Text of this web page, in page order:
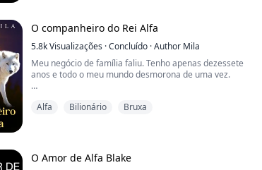
segura, por um segundo.
Ele disse para ela relaxar um pouco, só para se sentir
melhor. Ela assentiu, ...
O companheiro do Rei Alfa
5.8kVisualizações ·Concluído ·Author Mila
Meu negócio de família faliu. Tenho apenas dezessete
anos e todo o meu mundo desmorona de uma vez.
amiga. Doeu profundamente e me senti extremamente
Mas nenhum deles se sentiu arrependido por suas ações.
Em vez disso, zombaram de mim como uma herdeira
Alfa Bilionário Bruxa
O Amor de Alfa Blake